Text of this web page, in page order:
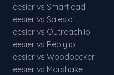
eesier vs Smartlead
eesier vs Salesloft
eesier vs Outreach.io
eesier vs Reply.io
eesier vs Woodpecker
eesier vs Mailshake